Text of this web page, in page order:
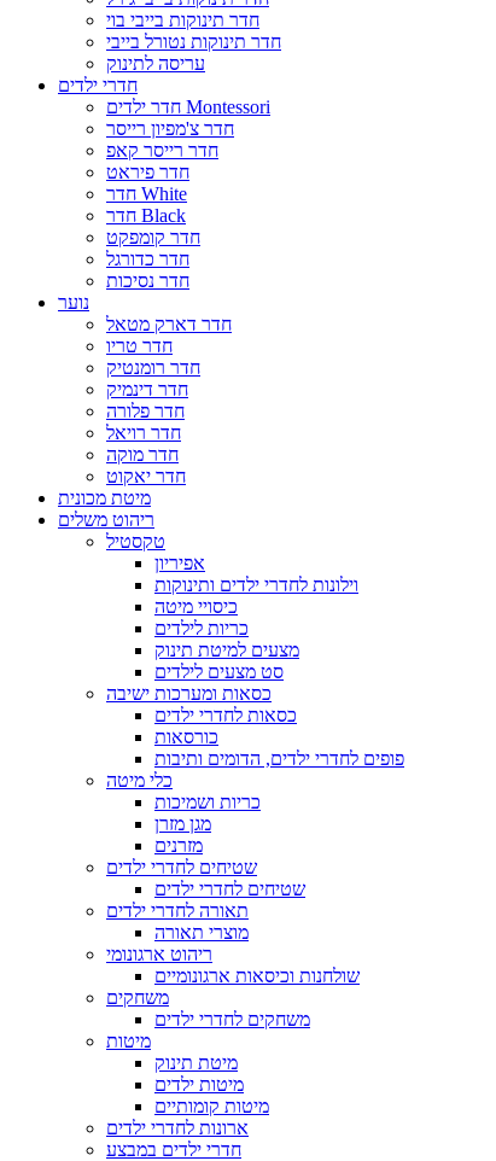
חדר תינוקות בייבי בוי
חדר תינוקות נטורל בייבי
עריסה לתינוק
חדרי ילדים
חדר ילדים Montessori
חדר צ'מפיון רייסר
חדר רייסר קאפ
חדר פיראט
חדר White
חדר Black
חדר קומפקט
חדר כדורגל
חדר נסיכות
נוער
חדר דארק מטאל
חדר טריו
חדר רומנטיק
חדר דינמיק
חדר פלורה
חדר רויאל
חדר מוקה
חדר יאקוט
מיטת מכונית
ריהוט משלים
טקסטיל
אפיריון
וילונות לחדרי ילדים ותינוקות
כיסויי מיטה
כריות לילדים
מצעים למיטת תינוק
סט מצעים לילדים
כסאות ומערכות ישיבה
כסאות לחדרי ילדים
כורסאות
פופים לחדרי ילדים, הדומים ותיבות
כלי מיטה
כריות ושמיכות
מגן מזרן
מזרנים
שטיחים לחדרי ילדים
שטיחים לחדרי ילדים
תאורה לחדרי ילדים
מוצרי תאורה
ריהוט ארגונומי
שולחנות וכיסאות ארגונומיים
משחקים
משחקים לחדרי ילדים
מיטות
מיטת תינוק
מיטות ילדים
מיטות קומותיים
ארונות לחדרי ילדים
חדרי ילדים במבצע